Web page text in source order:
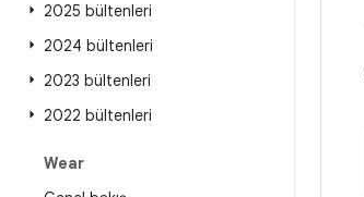
2025 bültenleri
2024 bültenleri
2023 bültenleri
2022 bültenleri
Wear